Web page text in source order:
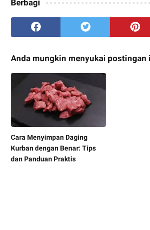
Berbagi
Anda mungkin menyukai postingan
Cara Menyimpan Daging
Kurban dengan Benar: Tips
dan Panduan Praktis